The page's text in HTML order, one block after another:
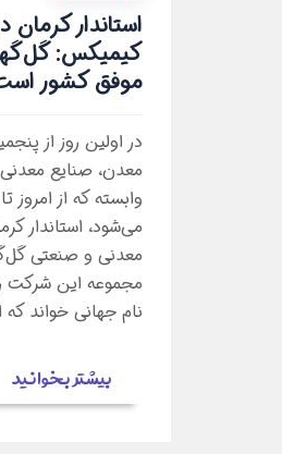
استاندار
کیمیکس:
موفق کشور
در اولین روز از
معدن، صنایع
می‌شود، استاندار
معدنی و صنعتی
مجموعه این
نام جهانی خواند
بیشتر بخوانید